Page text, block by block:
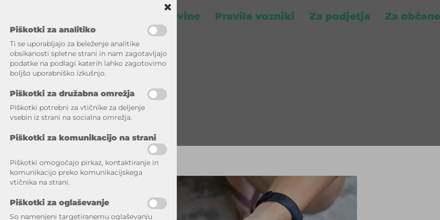
Surovine Pravila vozniki Za podjetja Za občane
Piškotki za analitiko
Ti se uporabljajo za beleženje analitike
obsikanosti spletne strani in nam zagotavljajo
podatke na podlagi katerih lahko zagotovimo
boljšo uporabniško izkušnjo.
Piškotki za družabna omrežja
Piškotki potrebni za vtičnike za deljenje
vsebin iz strani na socialna omrežja.
Piškotki za komunikacijo na strani
Piškotki omogočajo pirkaz, kontaktiranje in
komunikacijo preko komunikacijskega
vtičnika na strani.
Piškotki za oglaševanje
So namenjeni targetiranemu oglaševanju